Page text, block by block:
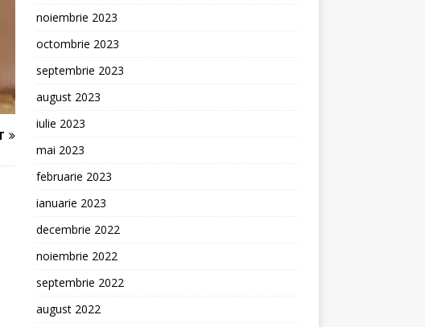
noiembrie 2023
octombrie 2023
septembrie 2023
august 2023
iulie 2023
mai 2023
februarie 2023
ianuarie 2023
decembrie 2022
noiembrie 2022
septembrie 2022
august 2022